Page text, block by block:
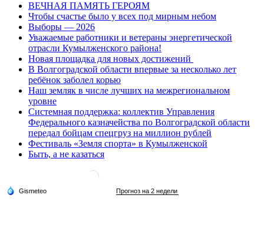
ВЕЧНАЯ ПАМЯТЬ ГЕРОЯМ
Чтобы счастье было у всех под мирным небом
Выборы — 2026
Уважаемые работники и ветераны энергетической
отрасли Кумылженского района!
Новая площадка для новых достижений
В Волгоградской области впервые за несколько лет
ребёнок заболел корью
Наш земляк в числе лучших на межрегиональном
уровне
Системная поддержка: коллектив Управления
Федерального казначейства по Волгоградской области
передал бойцам спецгруз на миллион рублей
Фестиваль «Земля спорта» в Кумылженской
Быть, а не казаться